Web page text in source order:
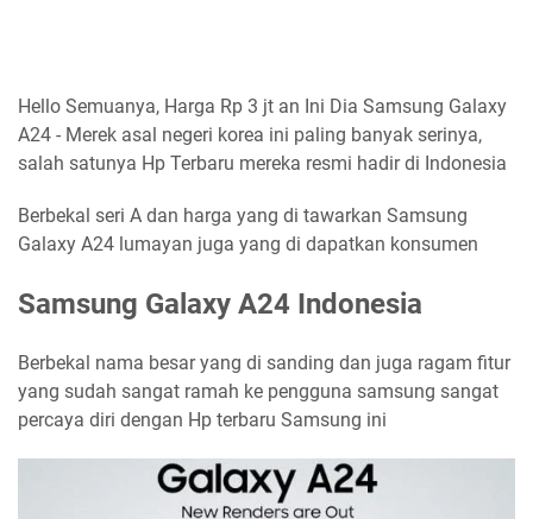
Hello Semuanya, Harga Rp 3 jt an Ini Dia Samsung Galaxy
A24 - Merek asal negeri korea ini paling banyak serinya,
salah satunya Hp Terbaru mereka resmi hadir di Indonesia
Berbekal seri A dan harga yang di tawarkan Samsung
Galaxy A24 lumayan juga yang di dapatkan konsumen
Samsung Galaxy A24 Indonesia
Berbekal nama besar yang di sanding dan juga ragam fitur
yang sudah sangat ramah ke pengguna samsung sangat
percaya diri dengan Hp terbaru Samsung ini